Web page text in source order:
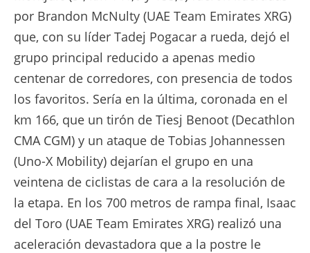
por Brandon McNulty (UAE Team Emirates XRG)
que, con su líder Tadej Pogacar a rueda, dejó el
grupo principal reducido a apenas medio
centenar de corredores, con presencia de todos
los favoritos. Sería en la última, coronada en el
km 166, que un tirón de Tiesj Benoot (Decathlon
CMA CGM) y un ataque de Tobias Johannessen
(Uno-X Mobility) dejarían el grupo en una
veintena de ciclistas de cara a la resolución de
la etapa. En los 700 metros de rampa final, Isaac
del Toro (UAE Team Emirates XRG) realizó una
aceleración devastadora que a la postre le